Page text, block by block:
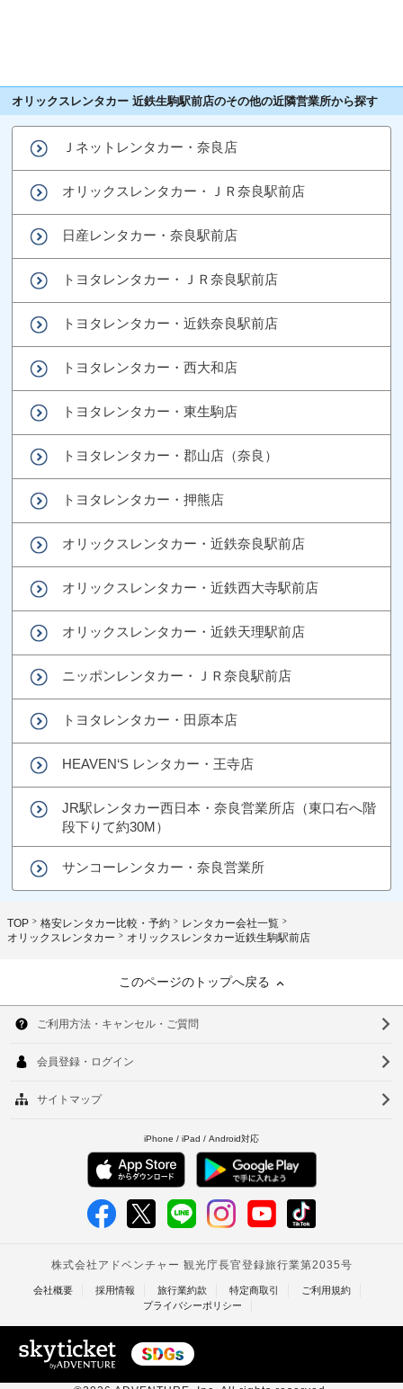
オリックスレンタカー 近鉄生駒駅前店のその他の近隣営業所から探す
Ｊネットレンタカー・奈良店
オリックスレンタカー・ＪＲ奈良駅前店
日産レンタカー・奈良駅前店
トヨタレンタカー・ＪＲ奈良駅前店
トヨタレンタカー・近鉄奈良駅前店
トヨタレンタカー・西大和店
トヨタレンタカー・東生駒店
トヨタレンタカー・郡山店（奈良）
トヨタレンタカー・押熊店
オリックスレンタカー・近鉄奈良駅前店
オリックスレンタカー・近鉄西大寺駅前店
オリックスレンタカー・近鉄天理駅前店
ニッポンレンタカー・ＪＲ奈良駅前店
トヨタレンタカー・田原本店
HEAVEN‘S レンタカー・王寺店
JR駅レンタカー西日本・奈良営業所店（東口右へ階
段下りて約30M）
サンコーレンタカー・奈良営業所
TOP 格安レンタカー比較・予約
レンタカー会社一覧
オリックスレンタカー
オリックスレンタカー近鉄生駒駅前店
このページのトップへ戻る